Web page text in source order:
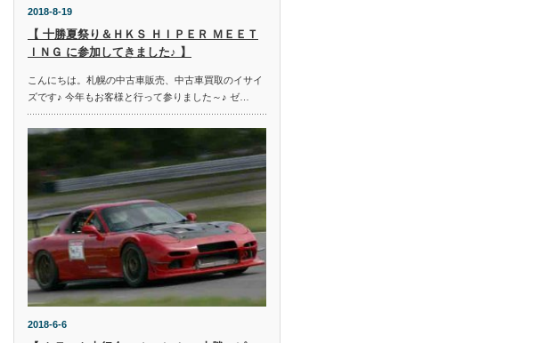
2018-8-19
【 十勝夏祭り＆ＨＫＳ ＨＩＰＥＲ ＭＥＥＴ
ＩＮＧ に参加してきました♪ 】
こんにちは。札幌の中古車販売、中古車買取のイサイ
ズです♪ 今年もお客様と行って参りました～♪ ゼ…
2018-6-6